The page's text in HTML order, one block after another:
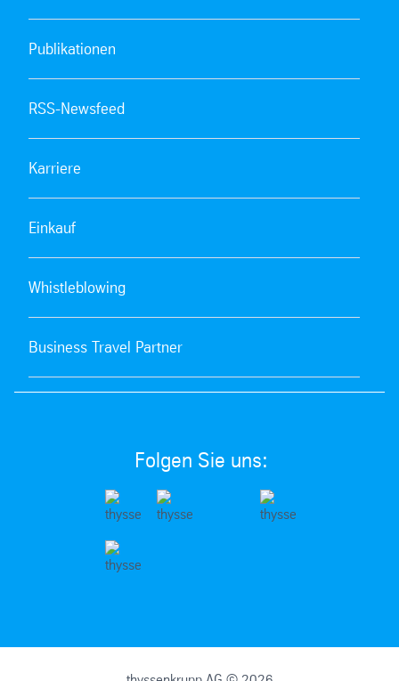
Publikationen
RSS-Newsfeed
Karriere
Einkauf
Whistleblowing
Business Travel Partner
Folgen Sie uns: